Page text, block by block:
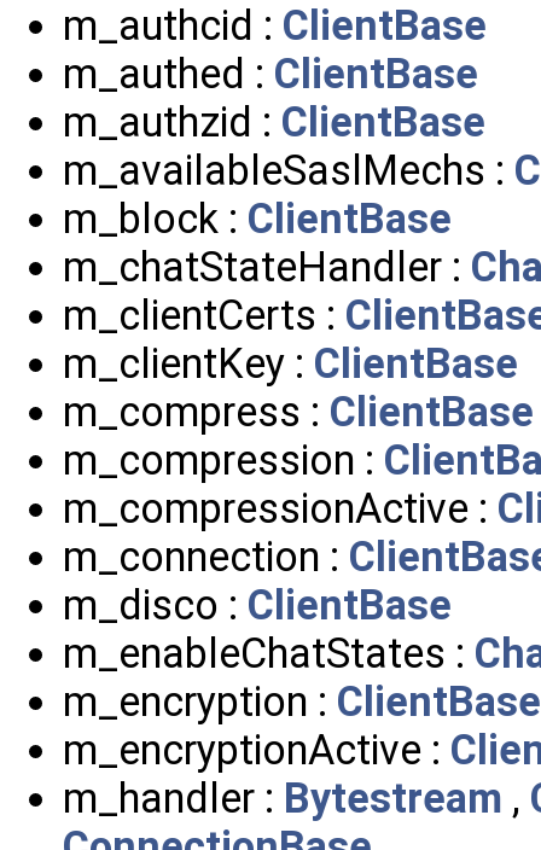
m_authcid : ClientBase
m_authed : ClientBase
m_authzid : ClientBase
m_availableSaslMechs :
m_block : ClientBase
m_chatStateHandler :
m_clientCerts :
m_clientKey : ClientBase
m_compress : ClientBase
m_compression :
m_compressionActive :
m_connection :
m_disco : ClientBase
m_enableChatStates :
m_encryption : ClientBase
m_encryptionActive :
m_handler : Bytestream ,